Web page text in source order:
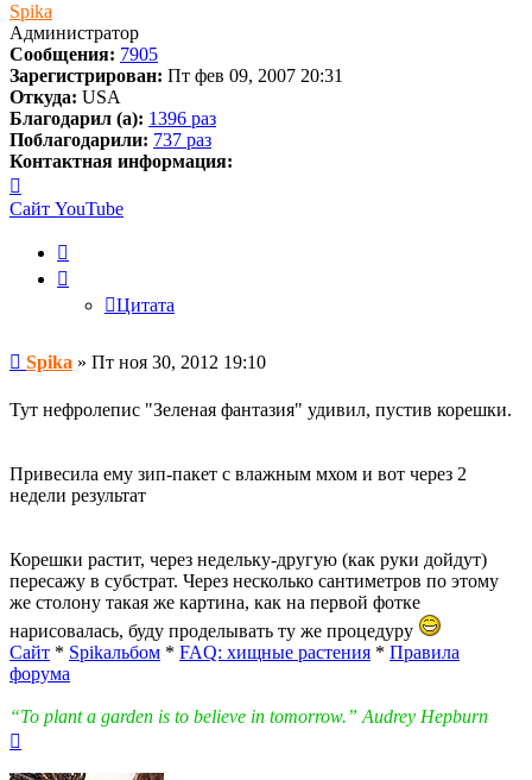
Spika
Администратор
Сообщения: 7905
Зарегистрирован: Пт фев 09, 2007 20:31
Откуда: USA
Благодарил (а): 1396 раз
Поблагодарили: 737 раз
Контактная информация:
информация
пользователя
Spika
Сайт YouTube
Цитата
Сообщение
Spika » Пт ноя 30, 2012 19:10
Тут нефролепис "Зеленая фантазия" удивил, пустив корешки.
Привесила ему зип-пакет с влажным мхом и вот через 2
недели результат
Корешки растит, через недельку-другую (как руки дойдут)
пересажу в субстрат. Через несколько сантиметров по этому
же столону такая же картина, как на первой фотке
нарисовалась, буду проделывать ту же процедуру
Сайт * Spikальбом * FAQ: хищные растения * Правила
форума
“To plant a garden is to believe in tomorrow.” Audrey Hepburn